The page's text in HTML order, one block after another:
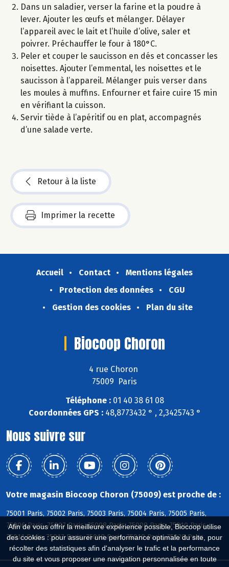
Afin de vous offrir la meilleure expérience possible, Biocoop utilise
des cookies : pour assurer une performance optimale du site, pour
récolter des statistiques afin d'analyser le trafic et la performance
du site et vous proposer une navigation personnalisée en toute
Dans un saladier, verser la farine et la poudre à
lever. Ajouter les œufs et mélanger. Délayer
l’appareil avec le lait et l’huile d’olive, saler et
poivrer. Préchauffer le four à 180°C.
Peler et couper le saucisson en dés et concasser les
noisettes. Ajouter l’emmental, les noisettes et le
saucisson à l’appareil. Mélanger puis verser dans
les moules à muffins. Enfourner et faire cuire 15 min
en vérifiant la cuisson.
Servir tiède à l’apéritif ou en plat, accompagnés
d’une salade verte.
Retour à la liste
Imprimer la recette
Accueil Contact
Mentions légales
Protection des données
CGU
Gestion des cookies
Plan du site
Biocoop Choron
4 rue Choron
75009 Paris
Téléphone :01 40 38 61 08
Coordonnées GPS :48,8773432 ° , 2,3425743 °
Nous suivre sur
Votre magasin Biocoop Choron (75009) est proche de :
75001 Paris, 75002 Paris, 75003 Paris, 75004 Paris, 75005 Paris,
75006 Paris, 75007 Paris, 75008 Paris, 75009 Paris, 75010 Paris,
75011 Paris, 75017 Paris, 75018 Paris, 75019 Paris, 75020 Paris